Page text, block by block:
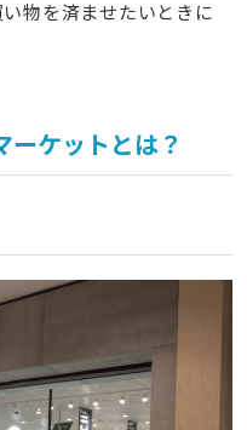
物を済ませたいときに
ーケットとは？